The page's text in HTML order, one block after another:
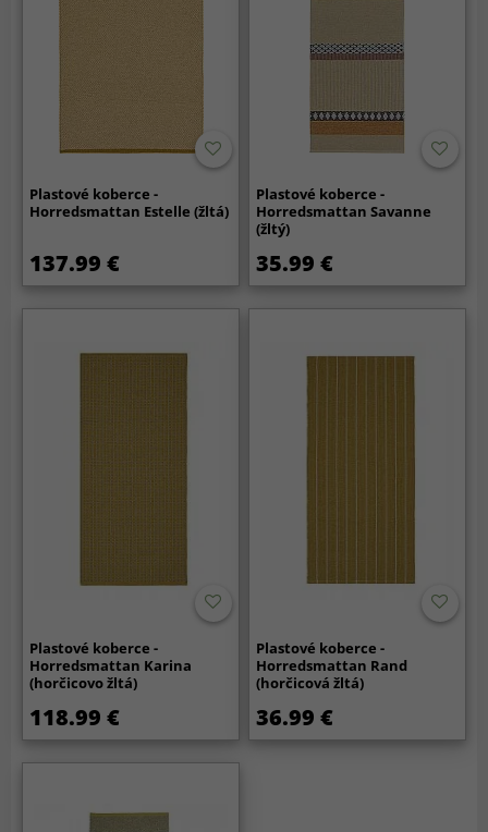
Plastové koberce -
Horredsmattan Estelle (žltá)
137.99 €
Plastové koberce -
Horredsmattan Savanne
(žltý)
35.99 €
Plastové koberce -
Horredsmattan Karina
(horčicovo žltá)
118.99 €
Plastové koberce -
Horredsmattan Rand
(horčicová žltá)
36.99 €